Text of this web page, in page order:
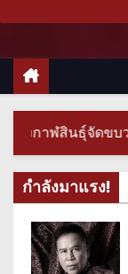
ย่างยิ่งใหญ่
กำลังมาแรง!